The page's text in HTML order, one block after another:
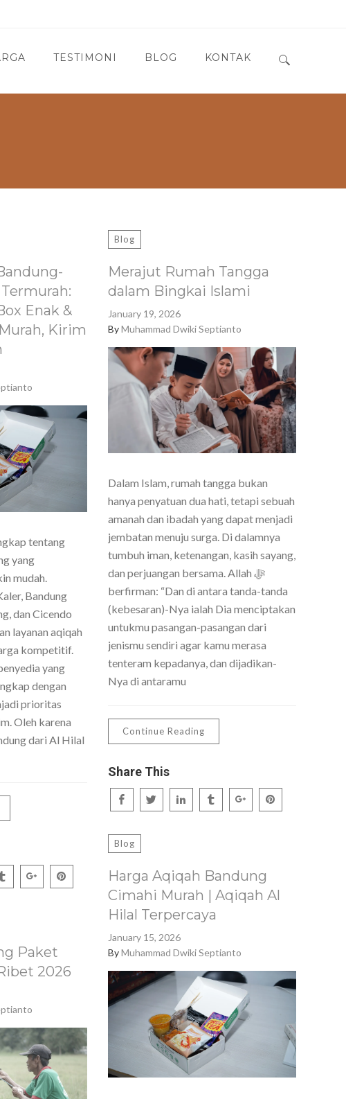
TESTIMONI BLOG KONTAK
Enak &
Kirim
tentang
yang
mudah.
Bandung
dan Cicendo
layanan aqiqah
kompetitif.
yang
dengan
prioritas
Oleh karena
dari Al Hilal
Blog
Merajut Rumah Tangga
dalam Bingkai Islami
January 19, 2026
ByMuhammad Dwiki Septianto
Dalam Islam, rumah tangga bukan
hanya penyatuan dua hati, tetapi sebuah
amanah dan ibadah yang dapat menjadi
jembatan menuju surga. Di dalamnya
tumbuh iman, ketenangan, kasih sayang,
dan perjuangan bersama. Allah ﷻ
berfirman: “Dan di antara tanda-tanda
(kebesaran)-Nya ialah Dia menciptakan
untukmu pasangan-pasangan dari
jenismu sendiri agar kamu merasa
tenteram kepadanya, dan dijadikan-
Nya di antaramu
Continue Reading
Share This
Blog
Harga Aqiqah Bandung
Cimahi Murah | Aqiqah Al
Hilal Terpercaya
January 15, 2026
ByMuhammad Dwiki Septianto
Paket
2026